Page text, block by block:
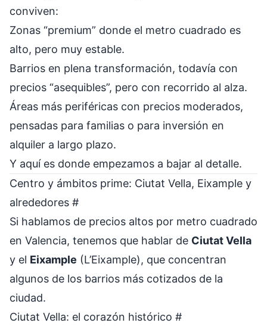
conviven:
Zonas “premium” donde el metro cuadrado es
alto, pero muy estable.
Barrios en plena transformación, todavía con
precios “asequibles”, pero con recorrido al alza.
Áreas más periféricas con precios moderados,
pensadas para familias o para inversión en
alquiler a largo plazo.
Y aquí es donde empezamos a bajar al detalle.
Centro y ámbitos prime: Ciutat Vella, Eixample y
alrededores #
Si hablamos de precios altos por metro cuadrado
en Valencia, tenemos que hablar de Ciutat Vella
y el Eixample (L’Eixample), que concentran
algunos de los barrios más cotizados de la
ciudad.
Ciutat Vella: el corazón histórico #